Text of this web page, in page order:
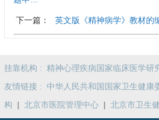
下一篇： 英文版《精神病学》教材的
挂靠机构 : 精神心理疾病国家临床医学研
友情链接 : 中华人民共和国国家卫生健康
构
| 北京市医院管理中心 | 北京市卫生